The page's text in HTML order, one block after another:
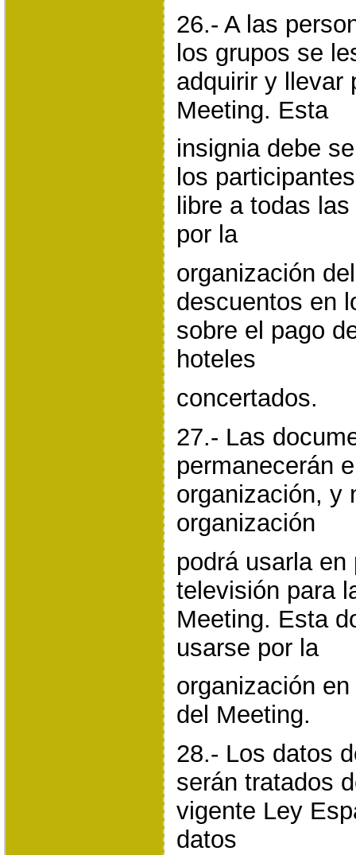
26.- A las
los grupos se
adquirir y llevar
Meeting. Esta
insignia debe
los
libre a todas
por la
organización
descuentos en
sobre el pago
hoteles
concertados.
27.- Las
permanecerán
organización, y
organización
podrá usarla
televisión para
Meeting. Esta
usarse por la
organización
del Meeting.
28.- Los datos
serán tratados
vigente Ley
datos